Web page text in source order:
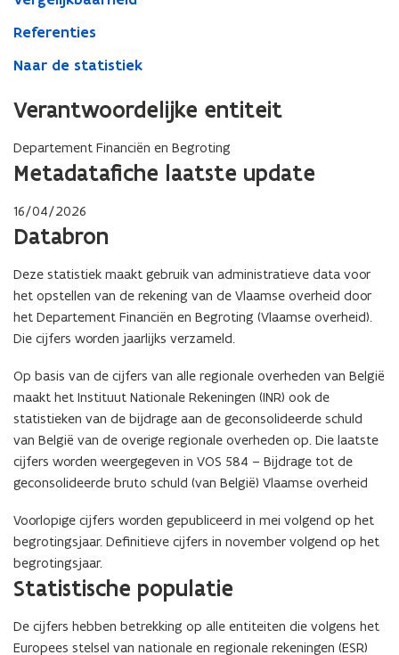
Referenties
Naar de statistiek
Verantwoordelijke entiteit
Departement Financiën en Begroting
Metadatafiche laatste update
16/04/2026
Databron
Deze statistiek maakt gebruik van administratieve data voor
het opstellen van de rekening van de Vlaamse overheid door
het Departement Financiën en Begroting (Vlaamse overheid).
Die cijfers worden jaarlijks verzameld.
Op basis van de cijfers van alle regionale overheden van België
maakt het Instituut Nationale Rekeningen (INR) ook de
statistieken van de bijdrage aan de geconsolideerde schuld
van België van de overige regionale overheden op. Die laatste
cijfers worden weergegeven in VOS 584 – Bijdrage tot de
geconsolideerde bruto schuld (van België) Vlaamse overheid
Voorlopige cijfers worden gepubliceerd in mei volgend op het
begrotingsjaar. Definitieve cijfers in november volgend op het
begrotingsjaar.
Statistische populatie
De cijfers hebben betrekking op alle entiteiten die volgens het
Europees stelsel van nationale en regionale rekeningen (ESR)